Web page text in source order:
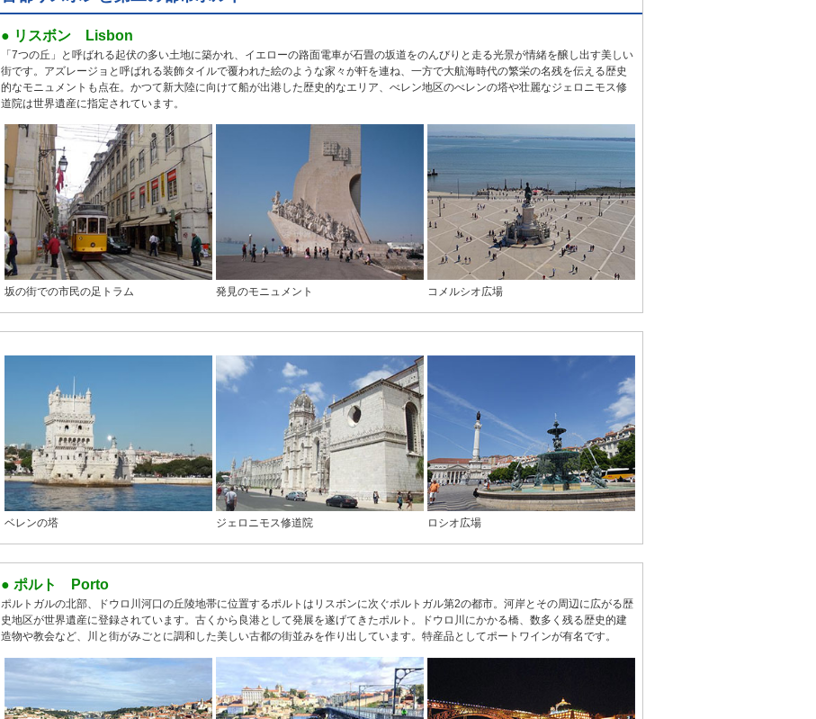
● リスボン Lisbon
「7つの丘」と呼ばれる起伏の多い土地に築かれ、イエローの路面電車が石畳の坂道をのんびりと走る光景が情緒を醸し出す美しい
街です。アズレージョと呼ばれる装飾タイルで覆われた絵のような家々が軒を連ね、一方で大航海時代の繁栄の名残を伝える歴史
的なモニュメントも点在。かつて新大陸に向けて船が出港した歴史的なエリア、べレン地区のべレンの塔や壮麗なジェロニモス修
道院は世界遺産に指定されています。
坂の街での市民の足トラム 発見のモニュメント コメルシオ広場
ベレンの塔 ジェロニモス修道院 ロシオ広場
● ポルト Porto
ポルトガルの北部、ドウロ川河口の丘陵地帯に位置するポルトはリスボンに次ぐポルトガル第2の都市。河岸とその周辺に広がる歴
史地区が世界遺産に登録されています。古くから良港として発展を遂げてきたポルト。ドウロ川にかかる橋、数多く残る歴史的建
造物や教会など、川と街がみごとに調和した美しい古都の街並みを作り出しています。特産品としてポートワインが有名です。